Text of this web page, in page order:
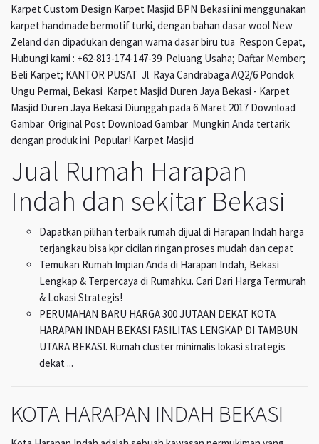
Karpet Custom Design Karpet Masjid BPN Bekasi ini menggunakan
karpet handmade bermotif turki, dengan bahan dasar wool New
Zeland dan dipadukan dengan warna dasar biru tua Respon Cepat,
Hubungi kami : +62-813-174-147-39 Peluang Usaha; Daftar Member;
Beli Karpet; KANTOR PUSAT Jl Raya Candrabaga AQ2/6 Pondok
Ungu Permai, Bekasi Karpet Masjid Duren Jaya Bekasi - Karpet
Masjid Duren Jaya Bekasi Diunggah pada 6 Maret 2017 Download
Gambar Original Post Download Gambar Mungkin Anda tertarik
dengan produk ini Popular! Karpet Masjid
Jual Rumah Harapan
Indah dan sekitar Bekasi
Dapatkan pilihan terbaik rumah dijual di Harapan Indah harga
terjangkau bisa kpr cicilan ringan proses mudah dan cepat
Temukan Rumah Impian Anda di Harapan Indah, Bekasi
Lengkap & Terpercaya di Rumahku. Cari Dari Harga Termurah
& Lokasi Strategis!
PERUMAHAN BARU HARGA 300 JUTAAN DEKAT KOTA
HARAPAN INDAH BEKASI FASILITAS LENGKAP DI TAMBUN
UTARA BEKASI. Rumah cluster minimalis lokasi strategis
dekat ...
KOTA HARAPAN INDAH BEKASI